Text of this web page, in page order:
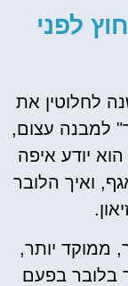
לפני
לחלוטין את
למבנה עצום,
יודע איפה
ואיך הלובר
ממוקד יותר,
בלובר בפעם